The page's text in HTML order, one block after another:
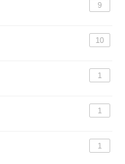
9
10
1
1
1